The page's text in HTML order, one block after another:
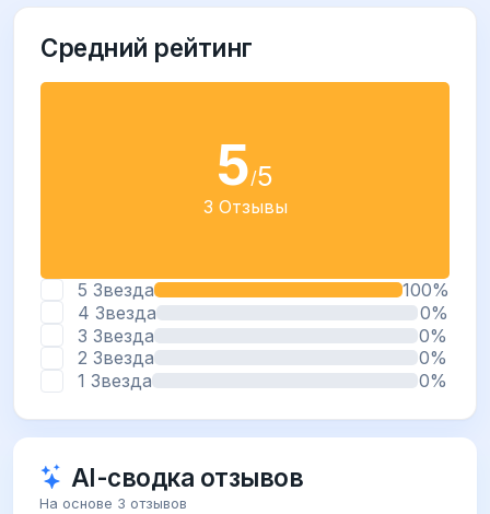
Средний рейтинг
5/5
3 Отзывы
5 Звезда
100%
4 Звезда
0%
3 Звезда
0%
2 Звезда
0%
1 Звезда
0%
AI-сводка отзывов
На основе 3 отзывов